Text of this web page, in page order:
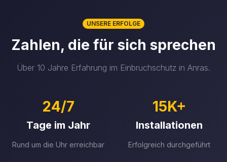
UNSERE ERFOLGE
Zahlen, die für sich sprechen
Über 10 Jahre Erfahrung im Einbruchschutz in Anras.
24/7
Tage im Jahr
Rund um die Uhr erreichbar
15K+
Installationen
Erfolgreich durchgeführt